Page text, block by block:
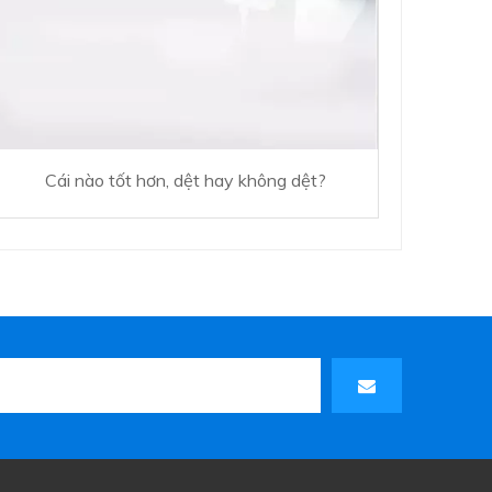
Cái nào tốt hơn, dệt hay không dệt?